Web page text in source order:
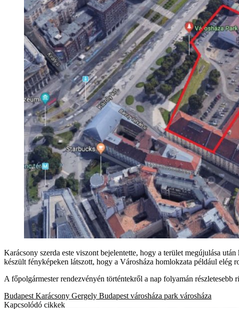
Karácsony szerda este viszont bejelentette, hogy a terület megújulása
készült fényképeken látszott, hogy a Városháza homlokzata például elég
A főpolgármester rendezvényén történtekről a nap folyamán részletesebb
Budapest Karácsony Gergely Budapest városháza park városháza
Kapcsolódó cikkek